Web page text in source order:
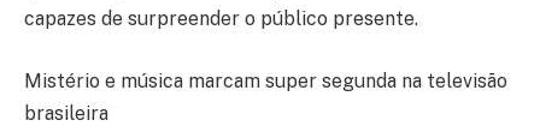
capazes de surpreender o público presente.
Mistério e música marcam super segunda na televisão
brasileira